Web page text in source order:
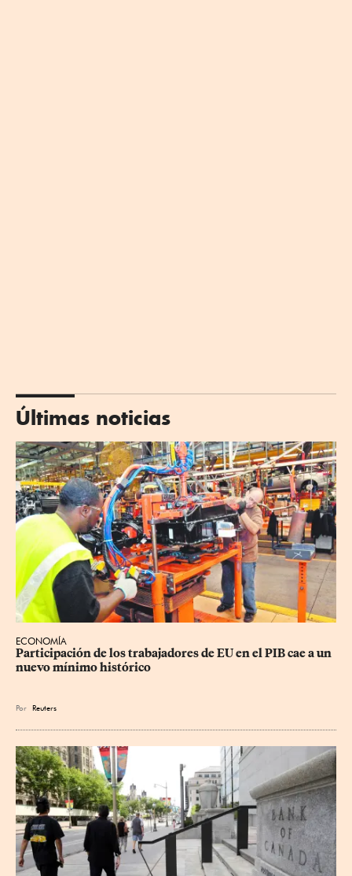
Últimas noticias
ECONOMÍA
Participación de los trabajadores de EU en el PIB cae a un
nuevo mínimo histórico
Por Reuters